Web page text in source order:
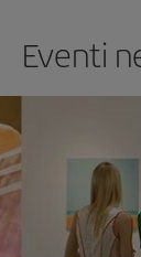
Eventi